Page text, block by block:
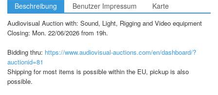
Beschreibung Benutzer Impressum Karte
Audiovisual Auction with: Sound, Light, Rigging and Video equipment
Closing: Mon. 22/06/2026 from 19h.
Bidding thru: https://www.audiovisual-auctions.com/en/dashboard/?
auctionid=81
Shipping for most items is possible within the EU, pickup is also
possible.